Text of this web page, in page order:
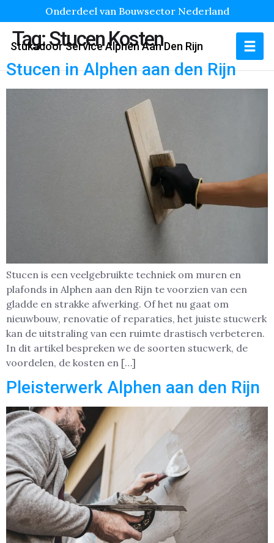
Onderdeel van Bouwsector Nederland
Stukadoor Service Alphen Aan Den Rijn
Tag:Stucen Kosten
Stucen in Alphen aan den Rijn
Stucen is een veelgebruikte techniek om muren en
plafonds in Alphen aan den Rijn te voorzien van een
gladde en strakke afwerking. Of het nu gaat om
nieuwbouw, renovatie of reparaties, het juiste stucwerk
kan de uitstraling van een ruimte drastisch verbeteren.
In dit artikel bespreken we de soorten stucwerk, de
voordelen, de kosten en […]
Pleisterwerk Alphen aan den Rijn